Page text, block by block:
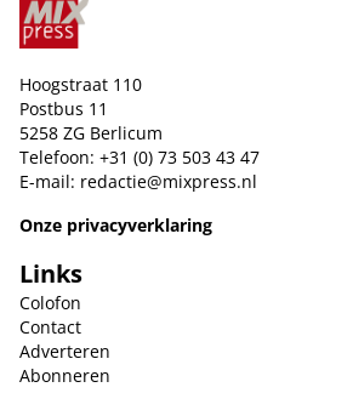
Hoogstraat 110
Postbus 11
5258 ZG Berlicum
Telefoon: +31 (0) 73 503 43 47
E-mail: redactie@mixpress.nl
Onze privacyverklaring
Links
Colofon
Contact
Adverteren
Abonneren